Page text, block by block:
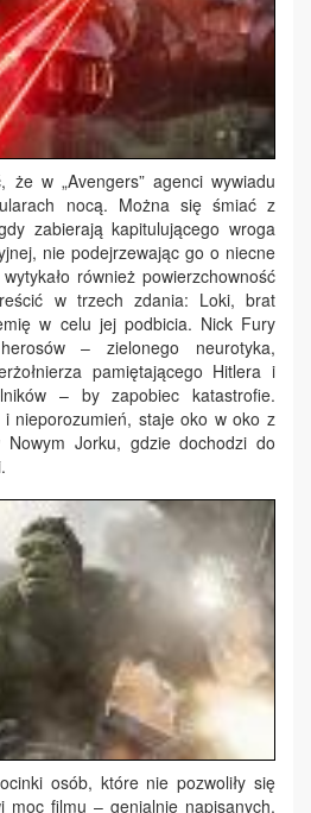
że w „Avengers” agenci wywiadu
nocą. Można się śmiać z
zabierają kapitulującego wroga
nie podejrzewając go o niecne
również powierzchowność
w trzech zdania: Loki, brat
w celu jej podbicia. Nick Fury
– zielonego neurotyka,
pamiętającego Hitlera i
– by zapobiec katastrofie.
nieporozumień, staje oko w oko z
Nowym Jorku, gdzie dochodzi do
osób, które nie pozwoliły się
moc filmu – genialnie napisanych,